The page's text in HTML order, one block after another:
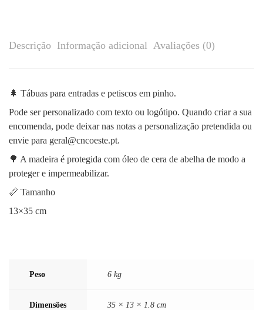
Descrição Informação adicional Avaliações (0)
🌲 Tábuas para entradas e petiscos em pinho.
Pode ser personalizado com texto ou logótipo. Quando criar a sua
encomenda, pode deixar nas notas a personalização pretendida ou
envie para geral@cncoeste.pt.
🌳 A madeira é protegida com óleo de cera de abelha de modo a
proteger e impermeabilizar.
📏 Tamanho
13×35 cm
Peso 6 kg
Dimensões
35 × 13 × 1.8 cm